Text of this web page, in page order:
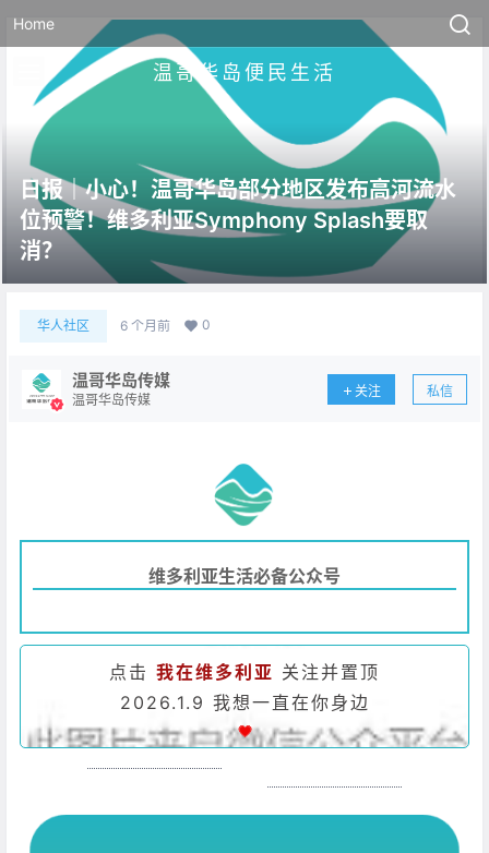
Home
温哥华岛便民生活
日报｜小心！温哥华岛部分地区发布高河流水
位预警！维多利亚Symphony Splash要取
消？
华人社区 6 个月前 0
温哥华岛传媒
温哥华岛传媒
关注 私信
维多利亚生活必备公众号
点击 我在维多利亚 关注并置顶
2026.1.9 我想一直在你身边